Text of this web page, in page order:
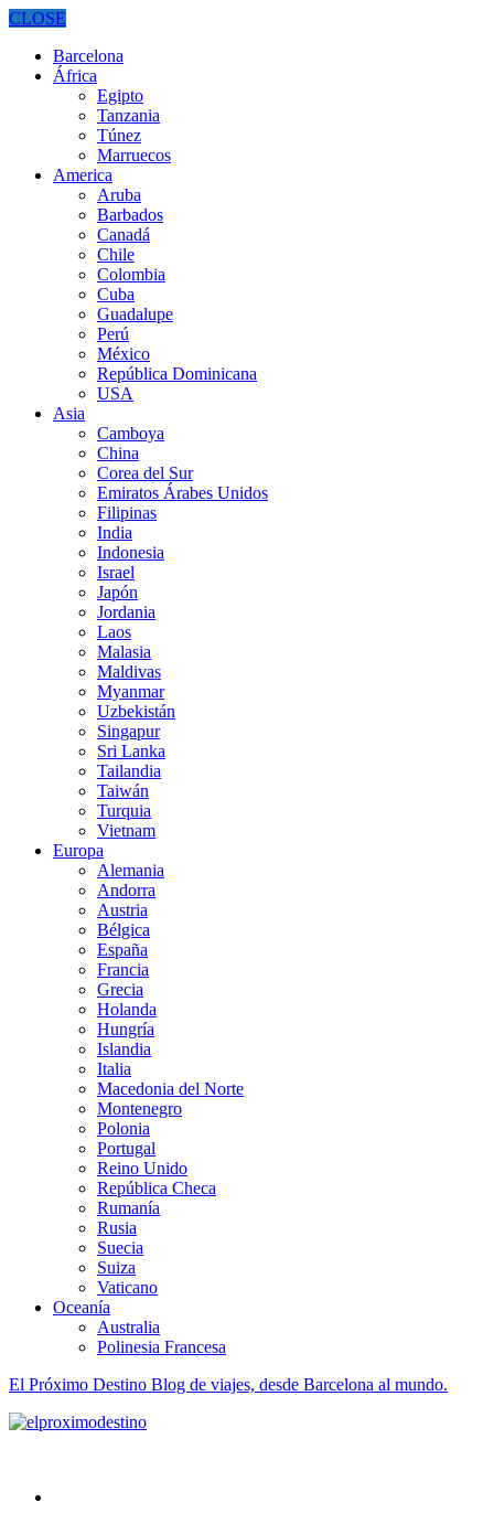
CLOSE
Barcelona
África
Egipto
Tanzania
Túnez
Marruecos
America
Aruba
Barbados
Canadá
Chile
Colombia
Cuba
Guadalupe
Perú
México
República Dominicana
USA
Asia
Camboya
China
Corea del Sur
Emiratos Árabes Unidos
Filipinas
India
Indonesia
Israel
Japón
Jordania
Laos
Malasia
Maldivas
Myanmar
Uzbekistán
Singapur
Sri Lanka
Tailandia
Taiwán
Turquia
Vietnam
Europa
Alemania
Andorra
Austria
Bélgica
España
Francia
Grecia
Holanda
Hungría
Islandia
Italia
Macedonia del Norte
Montenegro
Polonia
Portugal
Reino Unido
República Checa
Rumanía
Rusia
Suecia
Suiza
Vaticano
Oceanía
Australia
Polinesia Francesa
El Próximo Destino Blog de viajes, desde Barcelona al mundo.